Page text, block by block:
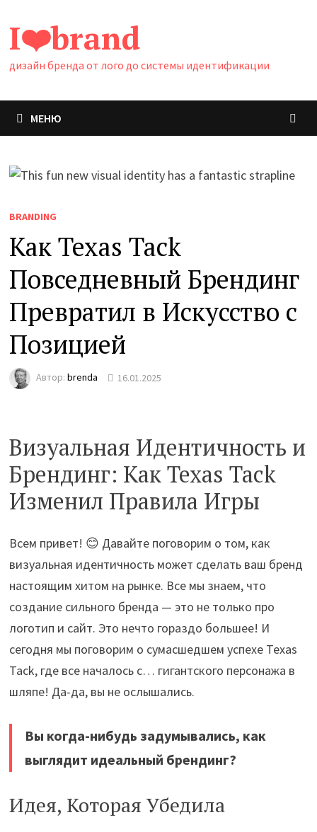
содержимому
I❤️brand
дизайн бренда от лого до системы идентификации
МЕНЮ
BRANDING
Как Texas Tack
Повседневный Брендинг
Превратил в Искусство с
Позицией
Автор:brenda 16.01.2025
Визуальная Идентичность и
Брендинг: Как Texas Tack
Изменил Правила Игры
Всем привет! 😊 Давайте поговорим о том, как
визуальная идентичность может сделать ваш бренд
настоящим хитом на рынке. Все мы знаем, что
создание сильного бренда — это не только про
логотип и сайт. Это нечто гораздо большее! И
сегодня мы поговорим о сумасшедшем успехе Texas
Tack, где все началось с… гигантского персонажа в
шляпе! Да-да, вы не ослышались.
Вы когда-нибудь задумывались, как
выглядит идеальный брендинг?
Идея, Которая Убедила